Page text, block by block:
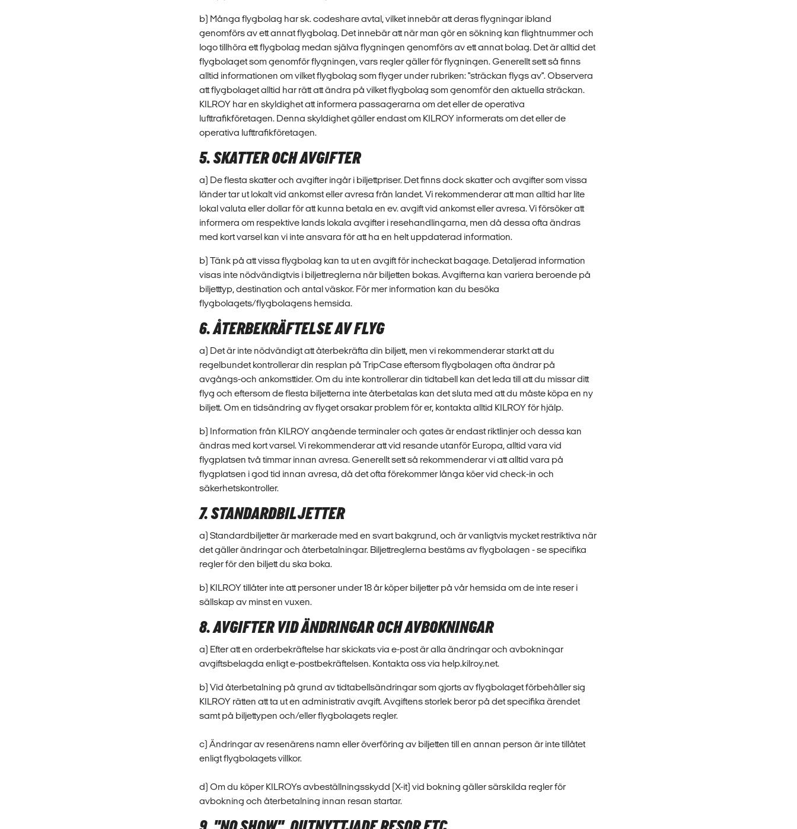
b) Många flygbolag har sk. codeshare avtal, vilket innebär att deras flygningar ibland
genomförs av ett annat flygbolag. Det innebär att när man gör en sökning kan flightnummer och
logo tillhöra ett flygbolag medan själva flygningen genomförs av ett annat bolag. Det är alltid det
flygbolaget som genomför flygningen, vars regler gäller för flygningen. Generellt sett så finns
alltid informationen om vilket flygbolag som flyger under rubriken: "sträckan flygs av". Observera
att flygbolaget alltid har rätt att ändra på vilket flygbolag som genomför den aktuella sträckan.
KILROY har en skyldighet att informera passagerarna om det eller de operativa
lufttrafikföretagen. Denna skyldighet gäller endast om KILROY informerats om det eller de
operativa lufttrafikföretagen.
5. SKATTER OCH AVGIFTER
a) De flesta skatter och avgifter ingår i biljettpriser. Det finns dock skatter och avgifter som vissa
länder tar ut lokalt vid ankomst eller avresa från landet. Vi rekommenderar att man alltid har lite
lokal valuta eller dollar för att kunna betala en ev. avgift vid ankomst eller avresa. Vi försöker att
informera om respektive lands lokala avgifter i resehandlingarna, men då dessa ofta ändras
med kort varsel kan vi inte ansvara för att ha en helt uppdaterad information.
b) Tänk på att vissa flygbolag kan ta ut en avgift för incheckat bagage. Detaljerad information
visas inte nödvändigtvis i biljettreglerna när biljetten bokas. Avgifterna kan variera beroende på
biljetttyp, destination och antal väskor. För mer information kan du besöka
flygbolagets/flygbolagens hemsida.
6. ÅTERBEKRÄFTELSE AV FLYG
a) Det är inte nödvändigt att återbekräfta din biljett, men vi rekommenderar starkt att du
regelbundet kontrollerar din resplan på TripCase eftersom flygbolagen ofta ändrar på
avgångs-och ankomsttider. Om du inte kontrollerar din tidtabell kan det leda till att du missar ditt
flyg och eftersom de flesta biljetterna inte återbetalas kan det sluta med att du måste köpa en ny
biljett. Om en tidsändring av flyget orsakar problem för er, kontakta alltid KILROY för hjälp.
b) Information från KILROY angående terminaler och gates är endast riktlinjer och dessa kan
ändras med kort varsel. Vi rekommenderar att vid resande utanför Europa, alltid vara vid
flygplatsen två timmar innan avresa. Generellt sett så rekommenderar vi att alltid vara på
flygplatsen i god tid innan avresa, då det ofta förekommer långa köer vid check-in och
säkerhetskontroller.
7. STANDARDBILJETTER
a) Standardbiljetter är markerade med en svart bakgrund, och är vanligtvis mycket restriktiva när
det gäller ändringar och återbetalningar. Biljettreglerna bestäms av flygbolagen - se specifika
regler för den biljett du ska boka.
b) KILROY tillåter inte att personer under 18 år köper biljetter på vår hemsida om de inte reser i
sällskap av minst en vuxen.
8. AVGIFTER VID ÄNDRINGAR OCH AVBOKNINGAR
a) Efter att en orderbekräftelse har skickats via e-post är alla ändringar och avbokningar
avgiftsbelagda enligt e-postbekräftelsen. Kontakta oss via help.kilroy.net.
b) Vid återbetalning på grund av tidtabellsändringar som gjorts av flygbolaget förbehåller sig
KILROY rätten att ta ut en administrativ avgift. Avgiftens storlek beror på det specifika ärendet
samt på biljettypen och/eller flygbolagets regler.
c) Ändringar av resenärens namn eller överföring av biljetten till en annan person är inte tillåtet
enligt flygbolagets villkor.
d) Om du köper KILROYs avbeställningsskydd (X-it) vid bokning gäller särskilda regler för
avbokning och återbetalning innan resan startar.